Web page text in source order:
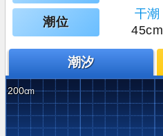
潮位
干潮
45cm
潮汐
200